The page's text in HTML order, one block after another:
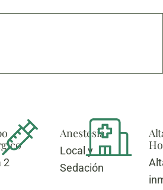
2
Anestesia
Local y
Sedación